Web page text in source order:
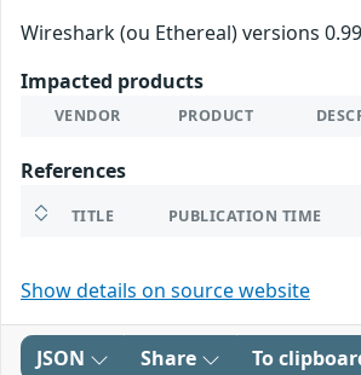
Wireshark (ou Ethereal) versions
Impacted products
VENDOR PRODUCT
References
TITLE PUBLICATION TIME
Show details on source website
JSON Share To